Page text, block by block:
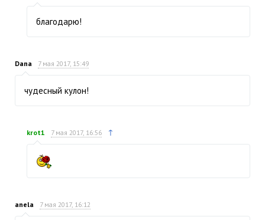
благодарю!
Dana 7 мая 2017, 15:49
чудесный кулон!
krot1 7 мая 2017, 16:56 ↑
anela 7 мая 2017, 16:12